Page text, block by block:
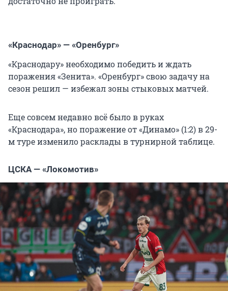
«Краснодар» — «Оренбург»
«Краснодару» необходимо победить и ждать
поражения «Зенита». «Оренбург» свою задачу на
сезон решил — избежал зоны стыковых матчей.
Еще совсем недавно всё было в руках
«Краснодара», но поражение от «Динамо» (1:2) в 29-
м туре изменило расклады в турнирной таблице.
ЦСКА — «Локомотив»